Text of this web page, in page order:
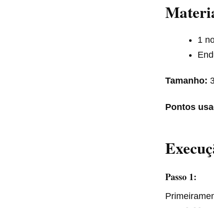
1
Tamanho:
Pontos
Passo 1: